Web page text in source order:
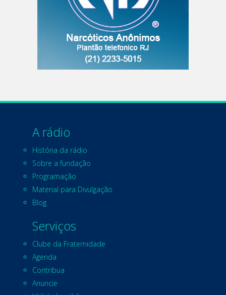
A rádio
História da rádio
Sobre a fundação
Programação
Material para Divulgação
Blog
Serviços
Clube da Fraternidade
Agenda
Contribua
Anuncie